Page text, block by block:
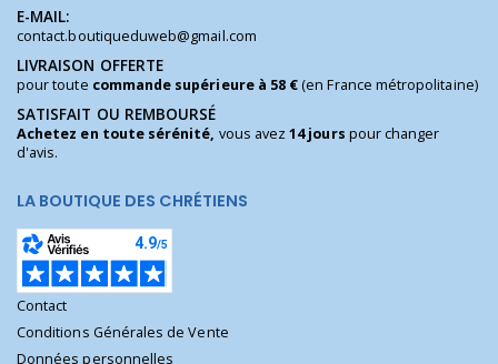
E-MAIL:
contact.boutiqueduweb@gmail.com
LIVRAISON OFFERTE
pour toute commande supérieure à 58 €(en France métropolitaine)
SATISFAIT OU REMBOURSÉ
Achetez en toute sérénité, vous avez14 jours pour changer
d'avis.
LA BOUTIQUE DES CHRÉTIENS
Contact
Conditions Générales de Vente
Données personnelles